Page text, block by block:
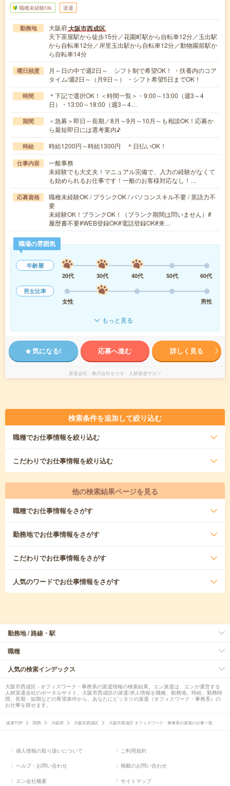
職種未経験OK 派遣
勤務地 大阪府大阪市西成区
天下茶屋駅から徒歩15分／花園町駅から自転車12分／玉出駅
から自転車12分／岸里玉出駅から自転車12分／動物園前駅か
ら自転車14分
曜日頻度
月～日の中で週2日～ シフト制で希望OK！ ・扶養内のコア
タイム/週2日～（月9日～） ・シフト希望5日までOK！
時間
＊下記で選択OK！＜時間一覧＞・9:00～13:00（週3～4
日）・13:00～18:00（週3～4…
期間
＜急募＞即日～長期／8月～9月～10月～も相談OK！応募か
ら最短即日には選考案内♪
時給 時給1200円～時給1300円 ＊日払いOK！
仕事内容
一般事務
未経験でも大丈夫！マニュアル完備で、入力の経験がなくて
も始められるお仕事です！一般のお客様対応なし！…
応募資格
職種未経験OK / ブランクOK / パソコンスキル不要 / 英語力不
要
未経験OK！ブランクOK！（ブランク期間は問いません）#
履歴書不要#WEB登録OK#電話登録OK#来…
職場の雰囲気
年齢層
20代
30代 40代 50代
60代
男女比率
女性
男性
もっと見る
気になる! 応募へ進む 詳しく見る
派遣会社 株式会社セリオ 人材派遣サカソ
検索条件を追加して絞り込む
職種でお仕事情報を絞り込む
こだわりでお仕事情報を絞り込む
他の検索結果ページを見る
職種でお仕事情報をさがす
勤務地でお仕事情報をさがす
こだわりでお仕事情報をさがす
人気のワードでお仕事情報をさがす
勤務地 / 路線・駅
職種
人気の検索インデックス
大阪市西成区 - オフィスワーク・事務系の派遣情報の検索結果。エン派遣は、エンが運営する
人材派遣会社のポータルサイト。大阪市西成区の派遣/求人情報を職種、勤務地、時給、勤務時
間、長期・短期などの希望条件から、あなたにピッタリの派遣（オフィスワーク・事務系）の
お仕事を探せます。
派遣TOP 関西 大阪府 大阪市西成区 大阪市西成区 オフィスワーク・事務系の派遣の仕事一覧
個人情報の取り扱いについて ご利用規約
ヘルプ・お問い合わせ 掲載のお問い合わせ
エン会社概要 サイトマップ